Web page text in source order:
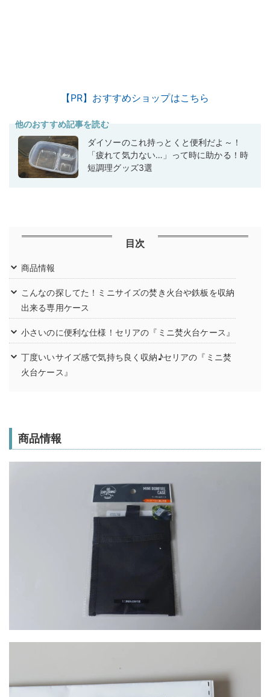
【PR】おすすめショップはこちら
他のおすすめ記事を読む
ダイソーのこれ持っとくと便利だよ～！
「疲れて気力ない…」って時に助かる！時
短調理グッズ3選
目次
商品情報
こんなの探してた！ミニサイズの焚き火台や鉄板を収納
出来る専用ケース
小さいのに便利な仕様！セリアの『ミニ焚火台ケース』
丁度いいサイズ感で気持ち良く収納♪セリアの『ミニ焚
火台ケース』
商品情報